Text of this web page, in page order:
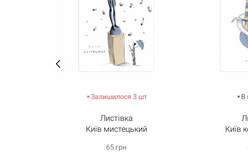
Залишилося 3 шт
Листівка
Київ мистецький
65 грн
В
Київ